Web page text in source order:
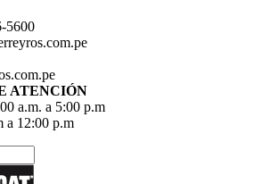
5600
ATENCIÓN
a.m. a 5:00 p.m
a 12:00 p.m